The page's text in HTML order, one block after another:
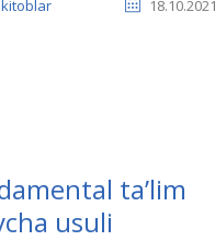
ta’lim
usuli